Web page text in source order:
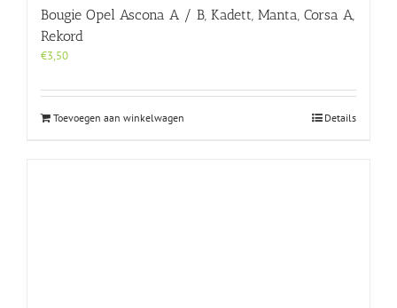
Bougie Opel Ascona A / B, Kadett, Manta, Corsa A,
Rekord
€3,50
Toevoegen aan winkelwagen Details